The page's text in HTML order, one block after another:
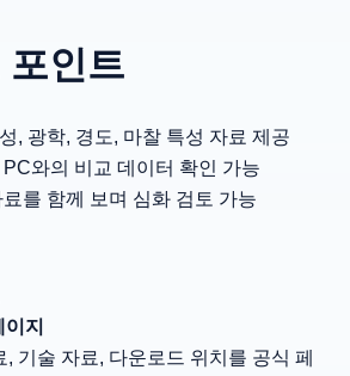
포인트
, 광학, 경도, 마찰 특성 자료 제공
와의 비교 데이터 확인 가능
를 함께 보며 심화 검토 가능
지
기술 자료, 다운로드 위치를 공식 페